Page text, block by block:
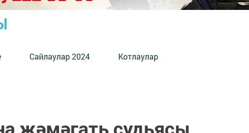
Сайлаулар 2024 Котлаулар
җәмәгать судьясы